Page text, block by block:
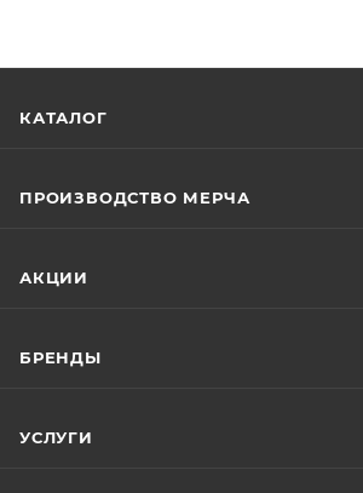
КАТАЛОГ
ПРОИЗВОДСТВО МЕРЧА
АКЦИИ
БРЕНДЫ
УСЛУГИ